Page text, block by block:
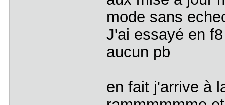
mode sans
J'ai essayé en
aucun pb
en fait j'arrive à